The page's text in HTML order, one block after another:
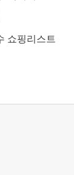
쇼핑리스트